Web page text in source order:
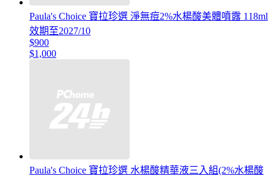
Paula's Choice 寶拉珍選 淨無痘2%水楊酸美體噴露 118ml
效期至2027/10
$900
$1,000
Paula's Choice 寶拉珍選 水楊酸精華液三入組(2%水楊酸